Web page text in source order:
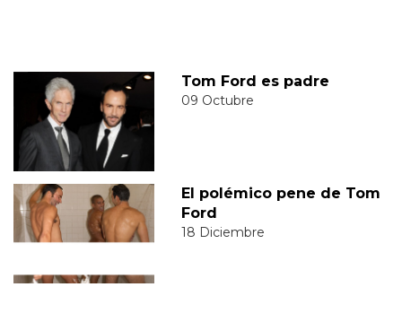
Tom Ford es padre
09 Octubre
El polémico pene de Tom
Ford
18 Diciembre